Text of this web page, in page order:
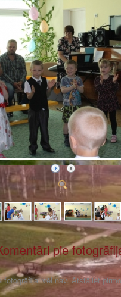
pie
fotogrāfijai vēl nav. Atstājiet